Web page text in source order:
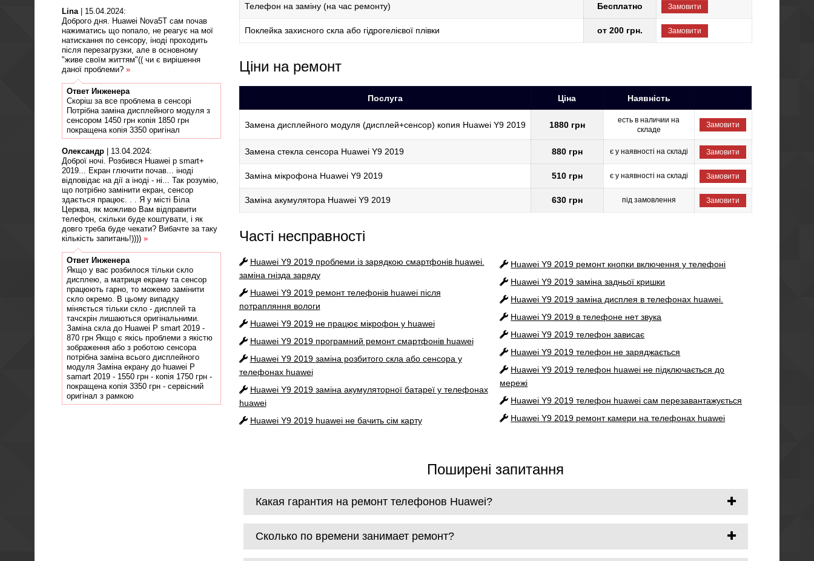
Телефон на заміну (на час ремонту) Бесплатно Замовити
Поклейка захисного скла або гідрогелієвої плівки от 200 грн. Замовити
Ціни на ремонт
Послуга Ціна Наявність
Замена дисплейного модуля (дисплей+сенсор) копия Huawei Y9 2019 1880 грн
есть в наличии на
складе
Замовити
Замена стекла сенсора Huawei Y9 2019 880 грн є у наявності на складі Замовити
Заміна мікрофона Huawei Y9 2019 510 грн є у наявності на складі Замовити
Заміна акумулятора Huawei Y9 2019 630 грн під замовлення Замовити
Часті несправності
Huawei Y9 2019 проблеми із зарядкою смартфонів huawei.
заміна гнізда заряду
Huawei Y9 2019 ремонт телефонів huawei після
потрапляння вологи
Huawei Y9 2019 не працює мікрофон у huawei
Huawei Y9 2019 програмний ремонт смартфонів huawei
Huawei Y9 2019 заміна розбитого скла або сенсора у
телефонах huawei
Huawei Y9 2019 заміна акумуляторної батареї у телефонах
huawei
Huawei Y9 2019 huawei не бачить сім карту
Huawei Y9 2019 ремонт кнопки включення у телефоні
Huawei Y9 2019заміна задньої кришки
Huawei Y9 2019заміна дисплея в телефонах huawei.
Huawei Y9 2019 в телефоне нет звука
Huawei Y9 2019телефон зависає
Huawei Y9 2019телефон не заряджається
Huawei Y9 2019телефон huawei не підключається до
мережі
Huawei Y9 2019телефон huawei сам перезавантажується
Huawei Y9 2019 ремонт камери на телефонах huawei
Поширені запитання
Какая гарантия на ремонт телефонов Huawei?
Сколько по времени занимает ремонт?
Lina 15.04.2024:
Доброго дня. Huawei Nova5T сам почав
нажиматись що попало, не реагує на мої
натискання по сенсору, іноді проходить
після перезагрузки, але в основному
"живе своїм життям"(( чи є вирішення
даної проблеми? »
Ответ Инженера
Скоріш за все проблема в сенсорі
Потрібна заміна дисплейного модуля з
сенсором 1450 грн копія 1850 грн
покращена копія 3350 оригінал
Олександр 13.04.2024:
Доброї ночі. Розбився Huawei p smart+
2019... Екран глючити почав... іноді
відповідає на дії а іноді - ні... Так розумію,
що потрібно замінити екран, сенсор
здається працює. . . Я у місті Біла
Церква, як можливо Вам відправити
телефон, скільки буде коштувати, і як
довго треба буде чекати? Вибачте за таку
кількість запитань!)))) »
Ответ Инженера
Якщо у вас розбилося тільки скло
дисплею, а матриця екрану та сенсор
працюють гарно, то можемо замінити
скло окремо. В цьому випадку
міняється тільки скло - дисплей та
тачскрін лишаються оригінальними.
Заміна скла до Huawei P smart 2019 -
870 грн Якщо є якісь проблеми з якістю
зображення або з роботою сенсора
потрібна заміна всього дисплейного
модуля Заміна екрану до huawei P
samart 2019 - 1550 грн - копія 1750 грн -
покращена копія 3350 грн - сервісний
оригінал з рамкою